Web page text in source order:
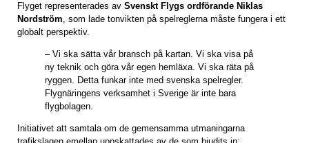
Flyget representerades av Svenskt Flygs ordförande Niklas
Nordström, som lade tonvikten på spelreglerna måste fungera i ett
globalt perspektiv.
– Vi ska sätta vår bransch på kartan. Vi ska visa på
ny teknik och göra vår egen hemläxa. Vi ska räta på
ryggen. Detta funkar inte med svenska spelregler.
Flygnäringens verksamhet i Sverige är inte bara
flygbolagen.
Initiativet att samtala om de gemensamma utmaningarna